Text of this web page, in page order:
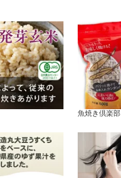
魚焼き倶楽部